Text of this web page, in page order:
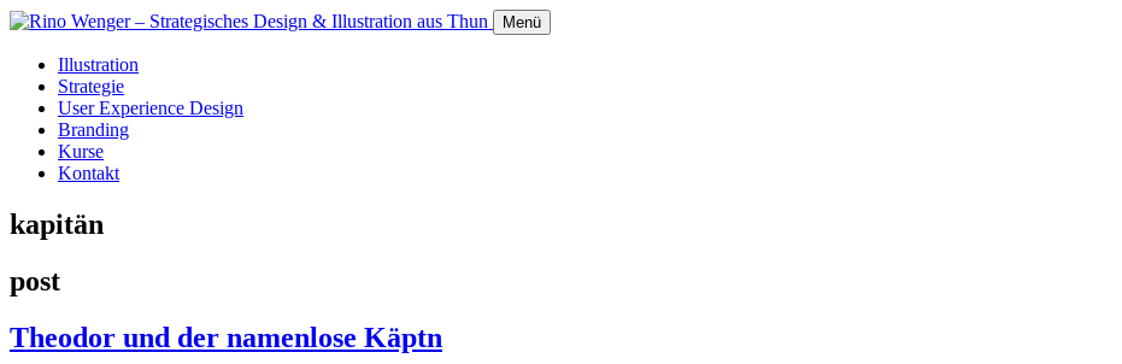
Menü
Illustration
Strategie
User Experience Design
Branding
Kurse
Kontakt
kapitän
post
Theodor und der namenlose Käptn